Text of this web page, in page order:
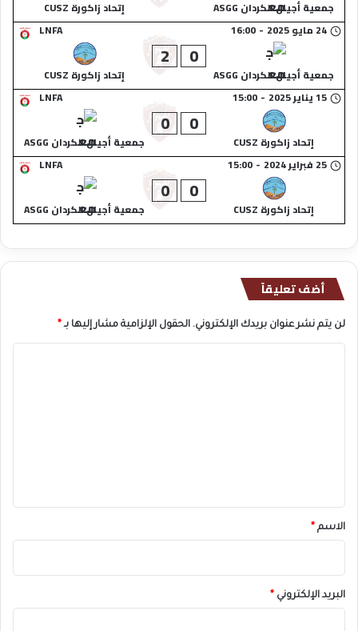
جمعية أجيال الكردان ASGG
إتحاد زاكورة CUSZ
LNFA
24 مايو 2025 -
16:00
جمعية أجيال الكردان ASGG
0
2
إتحاد زاكورة CUSZ
LNFA
15 يناير 2025 -
15:00
إتحاد زاكورة CUSZ
0
0
جمعية أجيال الكردان ASGG
LNFA
25 فبراير 2024 -
15:00
إتحاد زاكورة CUSZ
0
0
جمعية أجيال الكردان ASGG
أضف تعليقاً
لن يتم نشر عنوان بريدك الإلكتروني. الحقول الإلزامية مشار إليها بـ *
*
الاسم *
البريد الإلكتروني *